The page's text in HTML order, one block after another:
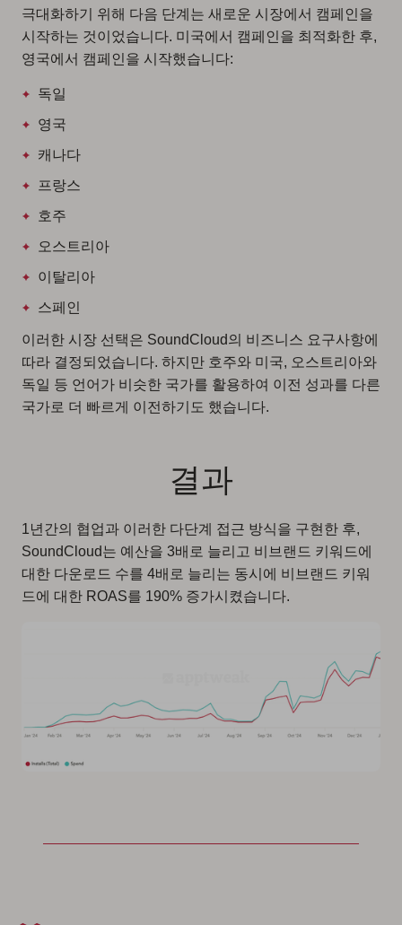
극대화하기 위해 다음 단계는 새로운 시장에서 캠페인을
시작하는 것이었습니다. 미국에서 캠페인을 최적화한 후,
영국에서 캠페인을 시작했습니다:
독일
영국
캐나다
프랑스
호주
오스트리아
이탈리아
스페인
이러한 시장 선택은 SoundCloud의 비즈니스 요구사항에
따라 결정되었습니다. 하지만 호주와 미국, 오스트리아와
독일 등 언어가 비슷한 국가를 활용하여 이전 성과를 다른
국가로 더 빠르게 이전하기도 했습니다.
결과
1년간의 협업과 이러한 다단계 접근 방식을 구현한 후,
SoundCloud는 예산을 3배로 늘리고 비브랜드 키워드에
대한 다운로드 수를 4배로 늘리는 동시에 비브랜드 키워
드에 대한 ROAS를 190% 증가시켰습니다.